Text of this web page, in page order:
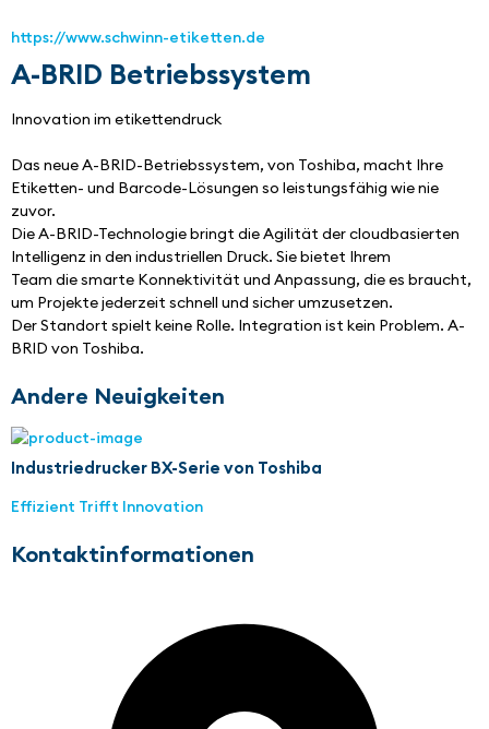
https://www.schwinn-etiketten.de
A-BRID Betriebssystem
Innovation im etikettendruck
Das neue A-BRID-Betriebssystem, von Toshiba, macht Ihre
Etiketten- und Barcode-Lösungen so leistungsfähig wie nie
zuvor.
Die A-BRID-Technologie bringt die Agilität der cloudbasierten
Intelligenz in den industriellen Druck. Sie bietet Ihrem
Team die smarte Konnektivität und Anpassung, die es braucht,
um Projekte jederzeit schnell und sicher umzusetzen.
Der Standort spielt keine Rolle. Integration ist kein Problem. A-
BRID von Toshiba.
Andere Neuigkeiten
Industriedrucker BX-Serie von Toshiba
Effizient Trifft Innovation
Kontaktinformationen